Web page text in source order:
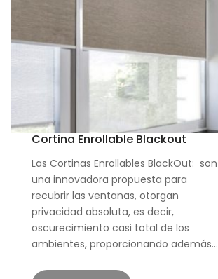
Cortina Enrollable Blackout
Las Cortinas Enrollables BlackOut: son
una innovadora propuesta para
recubrir las ventanas, otorgan
privacidad absoluta, es decir,
oscurecimiento casi total de los
ambientes, proporcionando además…